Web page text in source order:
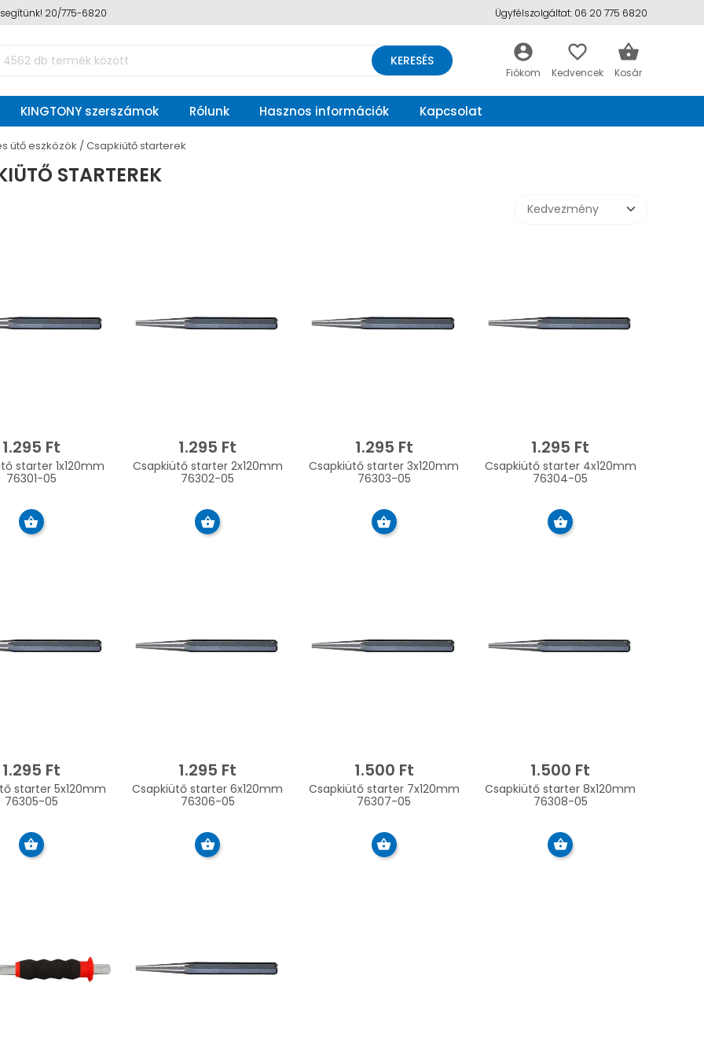
20/775-6820 Ügyfélszolgáltat: 06 20 775 6820
KINGTONY szerszámok Rólunk Hasznos információk Kapcsolat
account_circle favorite_border shopping_basket
KERESÉS
ütő eszközök Csapkiütő starterek
STARTEREK
1.295 Ft
1x120mm
76301-05
1.295 Ft
Csapkiütő starter 2x120mm
76302-05
1.295 Ft
Csapkiütő starter 3x120mm
76303-05
1.295 Ft
Csapkiütő starter 4x120mm
76304-05
1.295 Ft
5x120mm
76305-05
1.295 Ft
Csapkiütő starter 6x120mm
76306-05
1.500 Ft
Csapkiütő starter 7x120mm
76307-05
1.500 Ft
Csapkiütő starter 8x120mm
76308-05